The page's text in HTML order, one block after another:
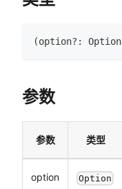
(option? : Option
参数
参数 类型
option Option